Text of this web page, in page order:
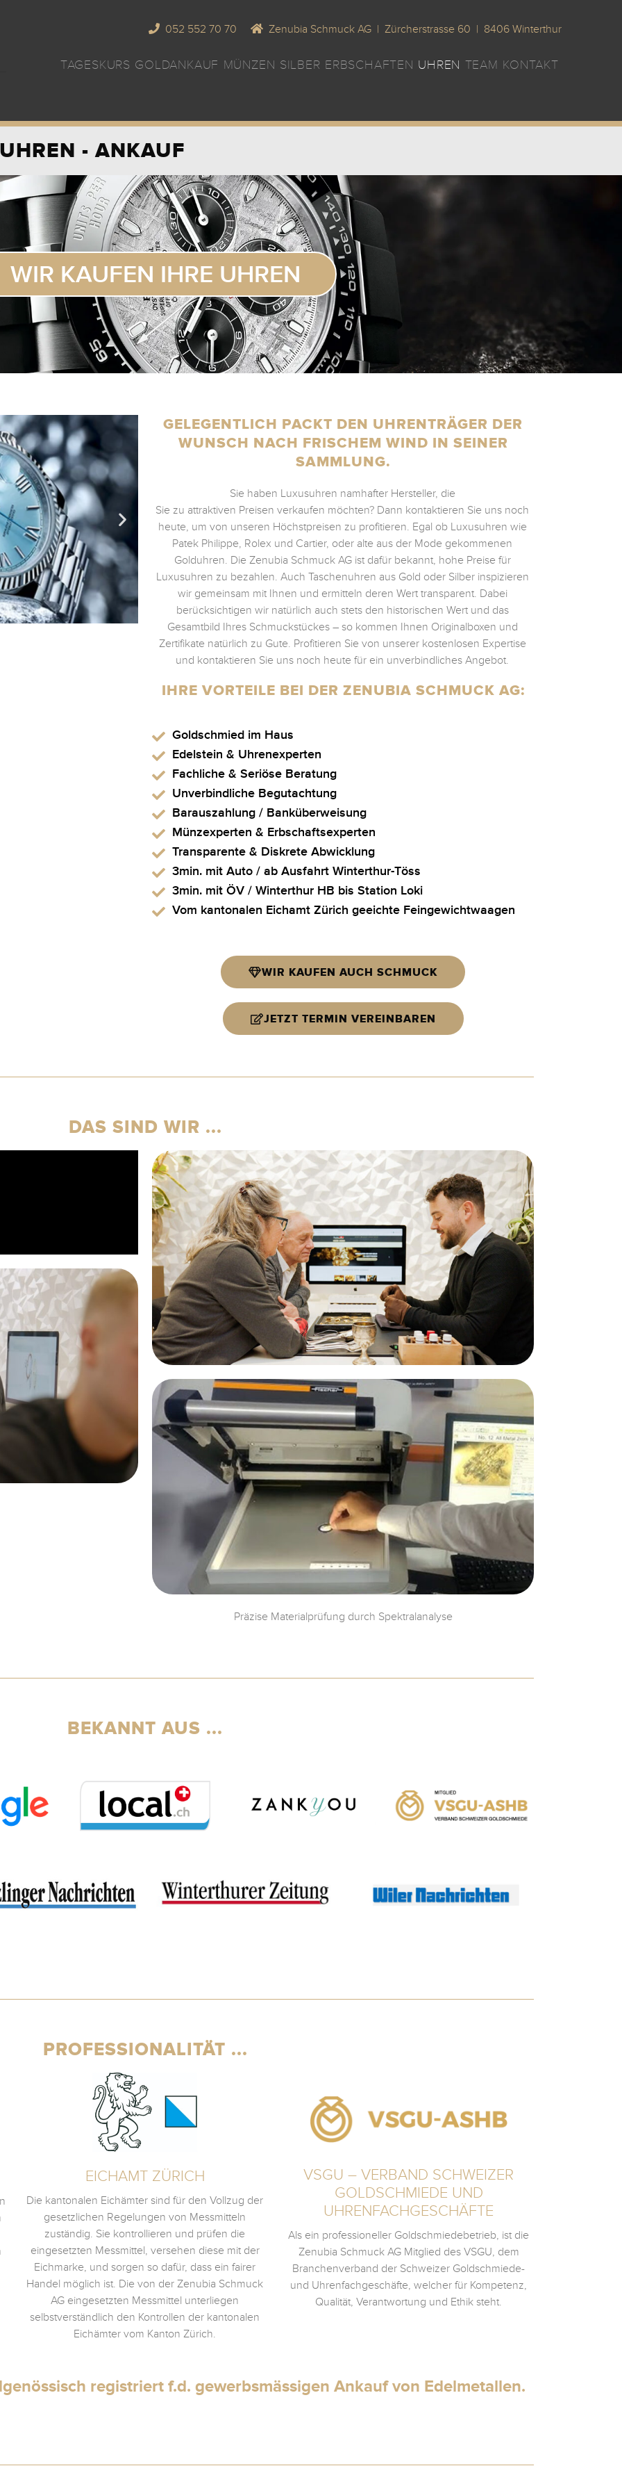
052 552 70 70 Zenubia Schmuck AG | Zürcherstrasse 60 | 8406 Winterthur
TAGESKURS GOLDANKAUF MÜNZEN SILBER ERBSCHAFTEN UHREN TEAM KONTAKT
UHREN - ANKAUF
WIR KAUFEN IHRE UHREN
GELEGENTLICH PACKT DEN UHRENTRÄGER DER
WUNSCH NACH FRISCHEM WIND IN SEINER
SAMMLUNG.
Sie haben Luxusuhren namhafter Hersteller, die
Sie zu attraktiven Preisen verkaufen möchten? Dann kontaktieren Sie uns noch
heute, um von unseren Höchstpreisen zu profitieren. Egal ob Luxusuhren wie
Patek Philippe, Rolex und Cartier, oder alte aus der Mode gekommenen
Golduhren. Die Zenubia Schmuck AG ist dafür bekannt, hohe Preise für
Luxusuhren zu bezahlen. Auch Taschenuhren aus Gold oder Silber inspizieren
wir gemeinsam mit Ihnen und ermitteln deren Wert transparent. Dabei
berücksichtigen wir natürlich auch stets den historischen Wert und das
Gesamtbild Ihres Schmuckstückes – so kommen Ihnen Originalboxen und
Zertifikate natürlich zu Gute. Profitieren Sie von unserer kostenlosen Expertise
und kontaktieren Sie uns noch heute für ein unverbindliches Angebot.
IHRE VORTEILE BEI DER ZENUBIA SCHMUCK AG:
Goldschmied im Haus
Edelstein & Uhrenexperten
Fachliche & Seriöse Beratung
Unverbindliche Begutachtung
Barauszahlung / Banküberweisung
Münzexperten & Erbschaftsexperten
Transparente & Diskrete Abwicklung
3min. mit Auto / ab Ausfahrt Winterthur-Töss
3min. mit ÖV / Winterthur HB bis Station Loki
Vom kantonalen Eichamt Zürich geeichte Feingewichtwaagen
WIR KAUFEN AUCH SCHMUCK
JETZT TERMIN VEREINBAREN
DAS SIND WIR ...
Präzise Materialprüfung durch Spektralanalyse
BEKANNT AUS ...
PROFESSIONALITÄT ...
EICHAMT ZÜRICH
Die kantonalen Eichämter sind für den Vollzug der
gesetzlichen Regelungen von Messmitteln
zuständig. Sie kontrollieren und prüfen die
eingesetzten Messmittel, versehen diese mit der
Eichmarke, und sorgen so dafür, dass ein fairer
Handel möglich ist. Die von der Zenubia Schmuck
AG eingesetzten Messmittel unterliegen
selbstverständlich den Kontrollen der kantonalen
Eichämter vom Kanton Zürich.
VSGU – VERBAND SCHWEIZER
GOLDSCHMIEDE UND
UHRENFACHGESCHÄFTE
Als ein professioneller Goldschmiedebetrieb, ist die
Zenubia Schmuck AG Mitglied des VSGU, dem
Branchenverband der Schweizer Goldschmiede-
und Uhrenfachgeschäfte, welcher für Kompetenz,
Qualität, Verantwortung und Ethik steht.
registriert f.d. gewerbsmässigen Ankauf von Edelmetallen.